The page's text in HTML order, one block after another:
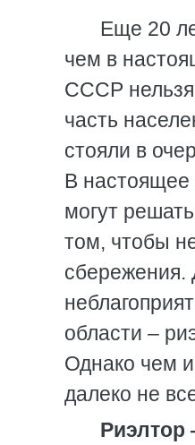
Еще 20
чем в
СССР нельзя
часть
стояли в
В
могут
том, чтобы
сбережения.
области –
Однако чем
далеко не